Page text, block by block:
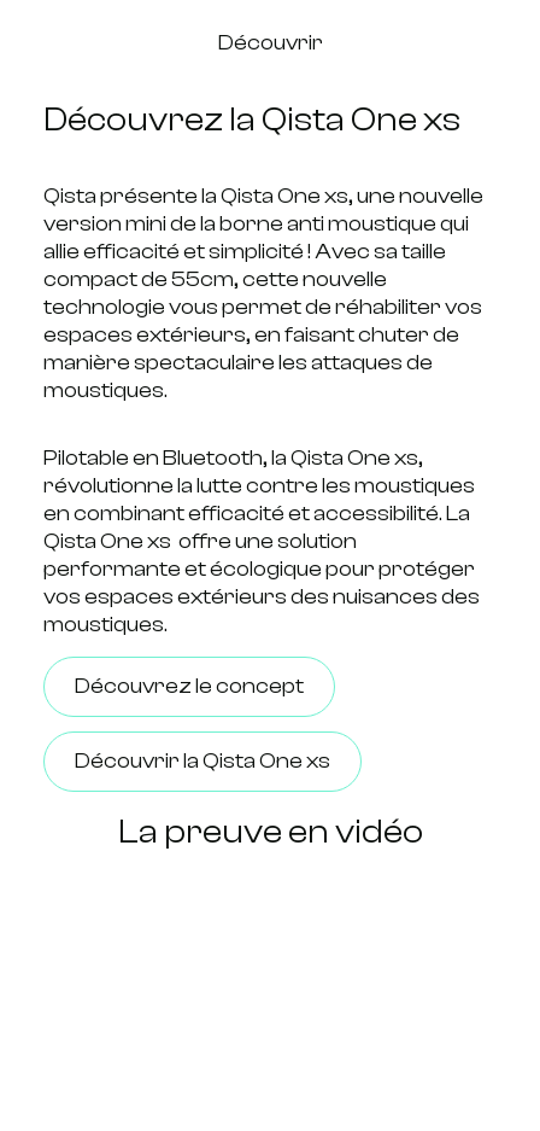
Découvrir
Découvrez la Qista One xs
Qista présente la Qista One xs, une nouvelle
version mini de la borne anti moustique qui
allie efficacité et simplicité ! Avec sa taille
compact de 55cm, cette nouvelle
technologie vous permet de réhabiliter vos
espaces extérieurs, en faisant chuter de
manière spectaculaire les attaques de
moustiques.
Pilotable en Bluetooth, la Qista One xs,
révolutionne la lutte contre les moustiques
en combinant efficacité et accessibilité. La
Qista One xs offre une solution
performante et écologique pour protéger
vos espaces extérieurs des nuisances des
moustiques.
Découvrez le concept
Découvrir la Qista One xs
La preuve en vidéo